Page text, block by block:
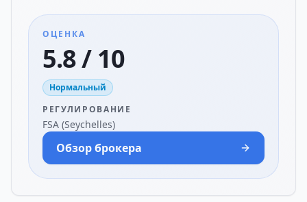
ОЦЕНКА
5.8 / 10
Нормальный
РЕГУЛИРОВАНИЕ
FSA (Seychelles)
Обзор брокера